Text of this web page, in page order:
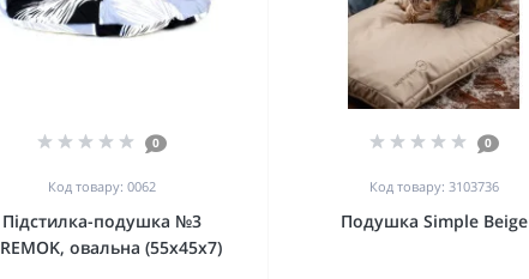
0
Код товару: 0062
Підстилка-подушка №3
овальна (55x45x7)
0
Код товару: 3103736
Подушка Simple Beige